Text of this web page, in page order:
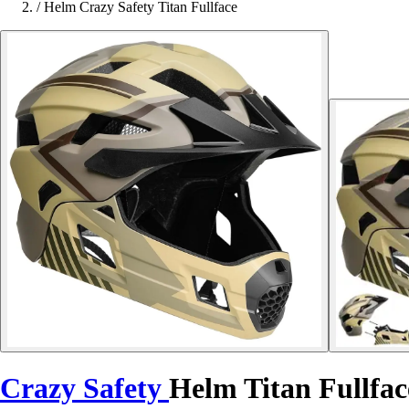
/ Helm Crazy Safety Titan Fullface
Crazy Safety Helm Titan